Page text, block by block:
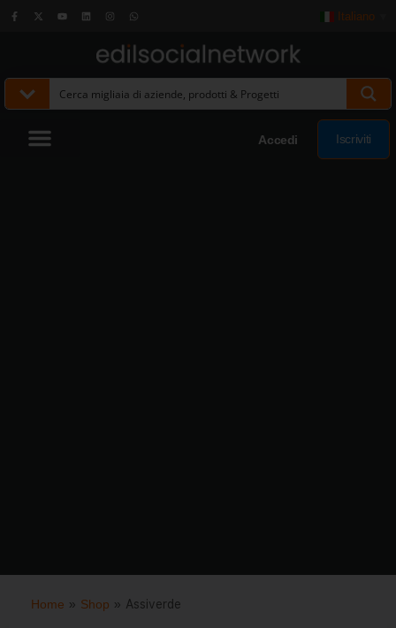
Italiano
Accedi Iscriviti
Home » Shop » Assiverde